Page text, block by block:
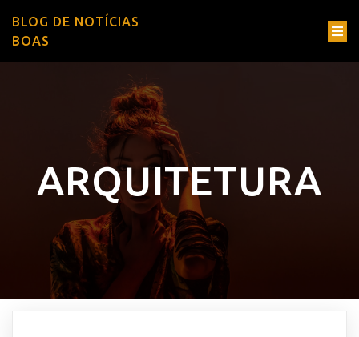
BLOG DE NOTÍCIAS
BOAS
ARQUITETURA